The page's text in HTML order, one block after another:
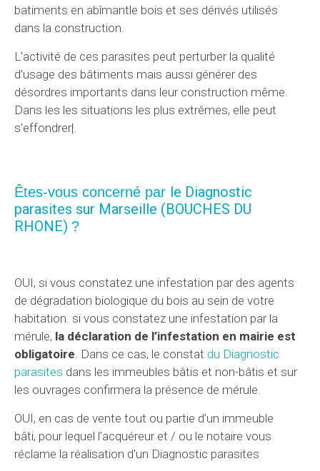
batiments en abîmantle bois et ses dérivés utilisés
dans la construction.
L'activité de ces parasites peut perturber la qualité
d’usage des bâtiments mais aussi générer des
désordres importants dans leur construction même.
Dans les les situations les plus extrêmes, elle peut
s'effondrer|.
Êtes-vous concerné par le Diagnostic
parasites sur Marseille (BOUCHES DU
RHONE) ?
OUI, si vous constatez une infestation par des agents
de dégradation biologique du bois au sein de votre
habitation. si vous constatez une infestation par la
mérule, la déclaration de l’infestation en mairie est
obligatoire . Dans ce cas, le constat du Diagnostic
parasites dans les immeubles bâtis et non-bâtis et sur
les ouvrages confirmera la présence de mérule.
OUI, en cas de vente tout ou partie d’un immeuble
bâti, pour lequel l’acquéreur et / ou le notaire vous
réclame la réalisation d'un Diagnostic parasites